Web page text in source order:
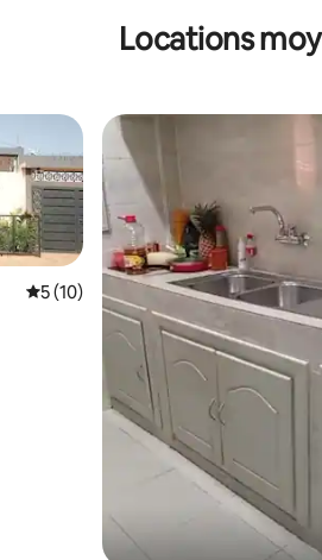
Locations
Évaluation moyenne sur la base de
5 (10)